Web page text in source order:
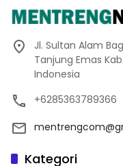
Jl. Sultan Alam
Tanjung Emas
Indonesia
+6285363789366
Kategori